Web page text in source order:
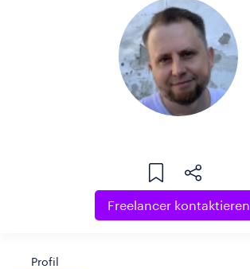
Freelancer kontaktieren
Profil